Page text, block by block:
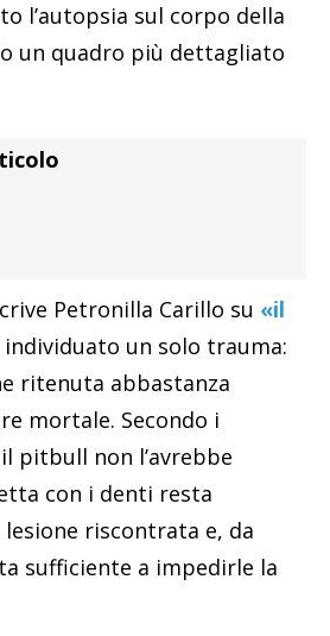
l’autopsia sul corpo della
un quadro più dettagliato
Petronilla Carillo su «il
individuato un solo trauma:
ritenuta abbastanza
mortale. Secondo i
pitbull non l’avrebbe
con i denti resta
lesione riscontrata e, da
sufficiente a impedirle la